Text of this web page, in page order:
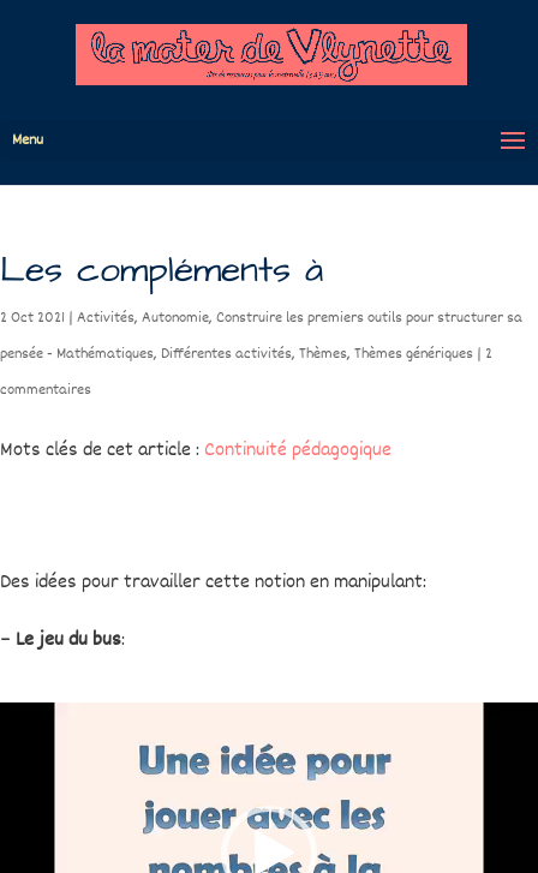
Menu
Les compléments à
2 Oct 2021 | Activités, Autonomie, Construire les premiers outils pour structurer sa
pensée - Mathématiques, Différentes activités, Thèmes, Thèmes génériques | 2
commentaires
Mots clés de cet article : Continuité pédagogique
Des idées pour travailler cette notion en manipulant:
– Le jeu du bus: